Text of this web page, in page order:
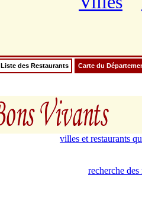
Liste des Restaurants Carte du
villes et restaurants
recherche